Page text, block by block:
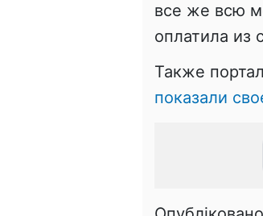
все же всю
оплатила из
Также портал
показали